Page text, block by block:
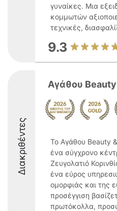
γυναίκες. Μια
κομμωτών
τεχνικές,
9.3
Διακριθέντες
Αγάθου Beauty
Το Αγάθου Beauty
ένα σύγχρονο
Ζευγολατιό
ένα εύρος
ομορφιάς και της
προσέγγιση
πρωτόκολλα,